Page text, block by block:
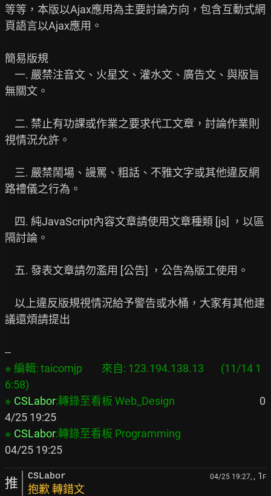
等等，本版以Ajax應用為主要討論方向，包含互動式網
頁語言以Ajax應用。
簡易版規
無關文。
視情況允許。
路禮儀之行為。
隔討論。
議還煩請提出
※ 編輯: taicomjp        來自: 123.194.138.13       (11/14 1
6:58)
※ CSLabor:轉錄至看板 Web_Design
                                   0
※ CSLabor:轉錄至看板 Programming
推 CSLabor 04/25 19:27, , 1 F
抱歉 轉錯文